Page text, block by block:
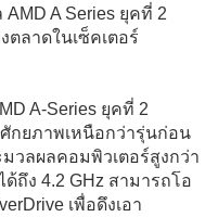
A Series ยุคที่ 2
ลาดในเซ็คเตอร์
A-Series ยุคที่ 2
กยภาพเหนือกว่ารุ่นก่อน
วลผลคอมพิวเตอร์สูงกว่า
ถึง 4.2 GHz สามารถโอ
เพื่อดึงเอา